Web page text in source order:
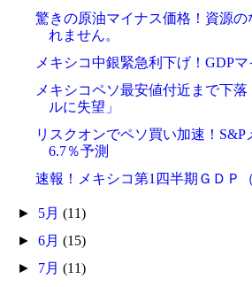
驚きの原油マイナス価格！資源
れません。
メキシコ中銀緊急利下げ！GDP
メキシコペソ最安値付近まで下
ルに失望」
リスクオンでペソ買い加速！S&P
6.7％予測
速報！メキシコ第1四半期ＧＤＰ
► 5月(11)
►6月(15)
► 7月(11)